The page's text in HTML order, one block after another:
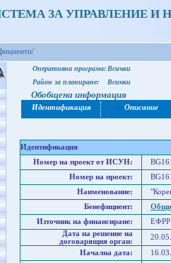
ЗА УПРАВЛЕНИЕ И
Оперативна програма: Всички
Район за планиране:
Всички
Обобщена информация
Идентификация Описание
Идентификация
Номер на проект от ИСУН:
Номер на проект:
Наименование:
Бенефициент:
Източник на финансиране:
Дата на решение на
договарящия орган:
Начална дата: